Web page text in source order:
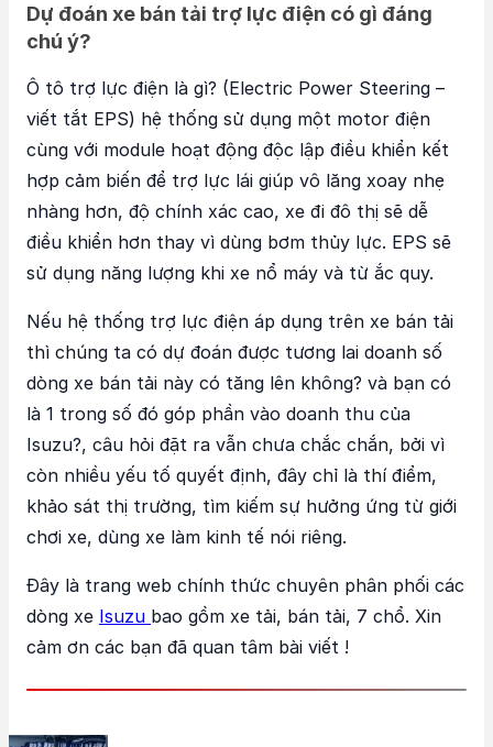
Dự đoán xe bán tải trợ lực điện có gì đáng
chú ý?
Ô tô trợ lực điện là gì? (Electric Power Steering –
viết tắt EPS) hệ thống sử dụng một motor điện
cùng với module hoạt động độc lập điều khiển kết
hợp cảm biến để trợ lực lái giúp vô lăng xoay nhẹ
nhàng hơn, độ chính xác cao, xe đi đô thị sẽ dễ
điều khiển hơn thay vì dùng bơm thủy lực. EPS sẽ
sử dụng năng lượng khi xe nổ máy và từ ắc quy.
Nếu hệ thống trợ lực điện áp dụng trên xe bán tải
thì chúng ta có dự đoán được tương lai doanh số
dòng xe bán tải này có tăng lên không? và bạn có
là 1 trong số đó góp phần vào doanh thu của
Isuzu?, câu hỏi đặt ra vẫn chưa chắc chắn, bởi vì
còn nhiều yếu tố quyết định, đây chỉ là thí điểm,
khảo sát thị trường, tìm kiếm sự hưởng ứng từ giới
chơi xe, dùng xe làm kinh tế nói riêng.
Đây là trang web chính thức chuyên phân phối các
dòng xe Isuzu bao gồm xe tải, bán tải, 7 chổ. Xin
cảm ơn các bạn đã quan tâm bài viết !